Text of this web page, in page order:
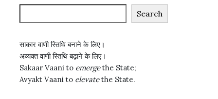
Search
साकार वाणी स्तिथि बनाने के लिए।
अव्यक्त वाणी स्तिथि बढ़ाने के लिए।
Sakaar Vaani to emergethe State;
Avyakt Vaani to elevatethe State.